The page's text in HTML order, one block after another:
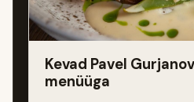
Kevad Pavel
menüüga